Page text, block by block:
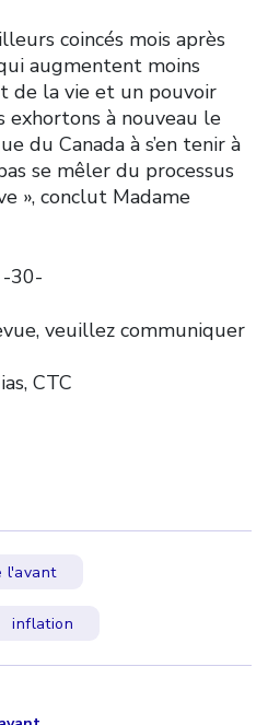
coincés mois après
augmentent moins
de la vie et un pouvoir
exhortons à nouveau le
du Canada à s’en tenir à
se mêler du processus
», conclut Madame
-30-
veuillez communiquer
CTC
l'avant
inflation